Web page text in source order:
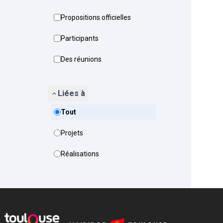
Propositions officielles
Participants
Des réunions
Liées à
Tout
Projets
Réalisations